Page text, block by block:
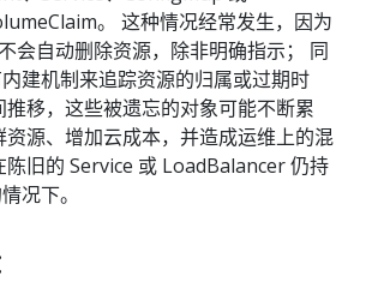
。 这种情况经常发生，因为
会自动删除资源，除非明确指示； 同
建机制来追踪资源的归属或过期时
推移，这些被遗忘的对象可能不断累
资源、增加云成本，并造成运维上的混
陈旧的 Service 或 LoadBalancer 仍持
况下。